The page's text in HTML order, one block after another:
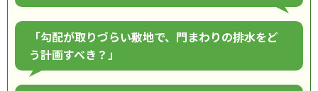
「勾配が取りづらい敷地で、門まわりの排水をど
う計画すべき？」